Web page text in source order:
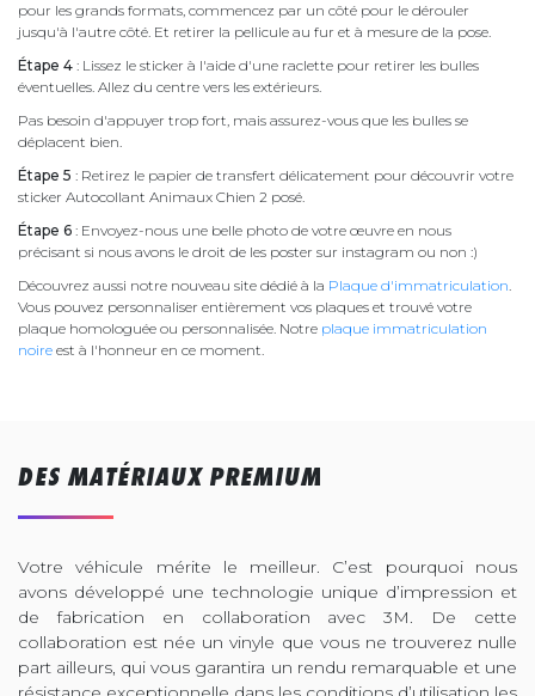
pour les grands formats, commencez par un côté pour le dérouler
jusqu'à l'autre côté. Et retirer la pellicule au fur et à mesure de la pose.
Étape 4 : Lissez le sticker à l'aide d'une raclette pour retirer les bulles
éventuelles. Allez du centre vers les extérieurs.
Pas besoin d'appuyer trop fort, mais assurez-vous que les bulles se
déplacent bien.
Étape 5 : Retirez le papier de transfert délicatement pour découvrir votre
sticker Autocollant Animaux Chien 2 posé.
Étape 6 : Envoyez-nous une belle photo de votre œuvre en nous
précisant si nous avons le droit de les poster sur instagram ou non :)
Découvrez aussi notre nouveau site dédié à la Plaque d'immatriculation.
Vous pouvez personnaliser entièrement vos plaques et trouvé votre
plaque homologuée ou personnalisée. Notre plaque immatriculation
noire est à l'honneur en ce moment.
DES MATÉRIAUX PREMIUM
Votre véhicule mérite le meilleur. C’est pourquoi nous
avons développé une technologie unique d’impression et
de fabrication en collaboration avec 3M. De cette
collaboration est née un vinyle que vous ne trouverez nulle
part ailleurs, qui vous garantira un rendu remarquable et une